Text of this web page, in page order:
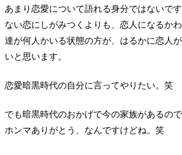
あまり恋愛について語れる身分ではないで
ない恋にしがみつくよりも、恋人になるか
達が何人かいる状態の方が、はるかに恋人
いと思います。
恋愛暗黒時代の自分に言ってやりたい。笑
でも暗黒時代のおかげで今の家族があるの
ホンマありがとう、なんですけどね。笑